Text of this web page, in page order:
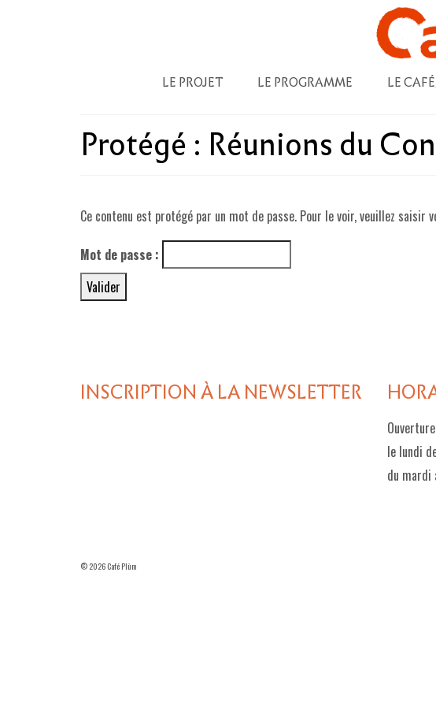
LE PROJET LE PROGRAMME LE
Protégé : Réunions du
Ce contenu est protégé par un mot de passe. Pour le voir, veuillez saisir
Mot de passe :
INSCRIPTION À LA NEWSLETTER
le lundi
du mardi
© 2026 Café Plùm